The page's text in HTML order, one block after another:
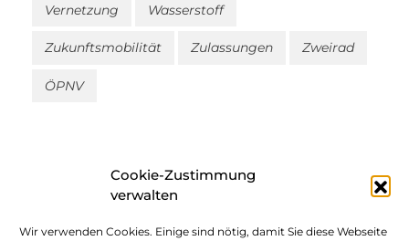
Cookie-Zustimmung
verwalten
Wir verwenden Cookies. Einige sind nötig, damit Sie diese Webseite
Vernetzung Wasserstoff
Zukunftsmobilität Zulassungen Zweirad
ÖPNV